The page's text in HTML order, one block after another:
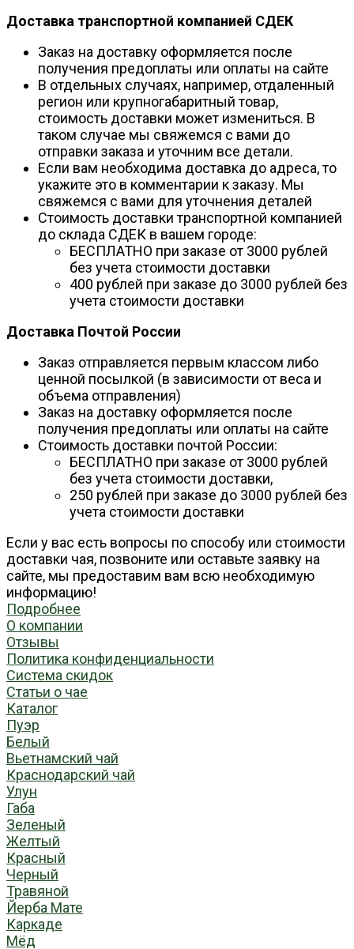
Доставка транспортной компанией СДЕК
Заказ на доставку оформляется после
получения предоплаты или оплаты на сайте
В отдельных случаях, например, отдаленный
регион или крупногабаритный товар,
стоимость доставки может измениться. В
таком случае мы свяжемся с вами до
отправки заказа и уточним все детали.
Если вам необходима доставка до адреса, то
укажите это в комментарии к заказу. Мы
свяжемся с вами для уточнения деталей
Стоимость доставки транспортной компанией
до склада СДЕК в вашем городе:
БЕСПЛАТНО при заказе от 3000 рублей
без учета стоимости доставки
400 рублей при заказе до 3000 рублей без
учета стоимости доставки
Доставка Почтой России
Заказ отправляется первым классом либо
ценной посылкой (в зависимости от веса и
объема отправления)
Заказ на доставку оформляется после
получения предоплаты или оплаты на сайте
Стоимость доставки почтой России:
БЕСПЛАТНО при заказе от 3000 рублей
без учета стоимости доставки,
250 рублей при заказе до 3000 рублей без
учета стоимости доставки
Если у вас есть вопросы по способу или стоимости
доставки чая, позвоните или оставьте заявку на
сайте, мы предоставим вам всю необходимую
информацию!
Подробнее
О компании
Отзывы
Политика конфиденциальности
Система скидок
Статьи о чае
Каталог
Пуэр
Белый
Вьетнамский чай
Краснодарский чай
Улун
Габа
Зеленый
Желтый
Красный
Черный
Травяной
Йерба Мате
Каркаде
Мёд